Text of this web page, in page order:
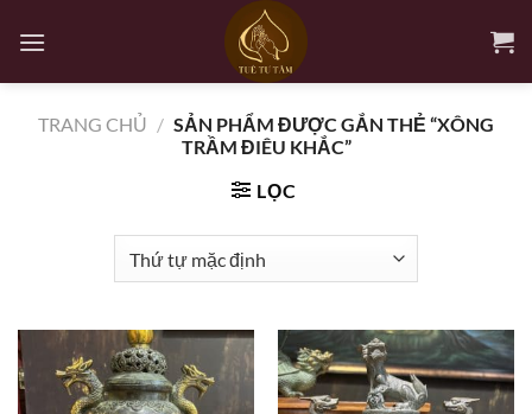
qua
TRANG CHỦ / SẢN PHẨM ĐƯỢC GẮN THẺ “XÔNG
TRẦM ĐIÊU KHẮC”
LỌC